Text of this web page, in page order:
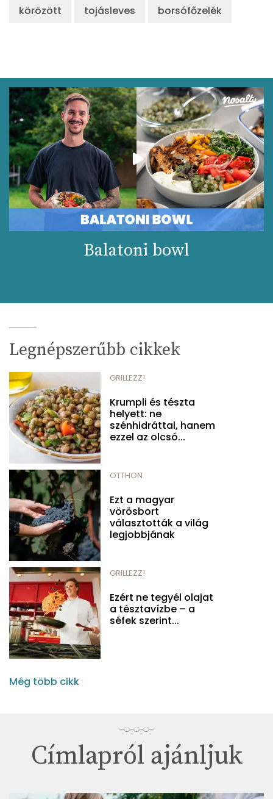
körözött tojásleves borsófőzelék
Balatoni bowl
Legnépszerűbb cikkek
GRILLEZZ!
Krumpli és tészta
helyett: ne
szénhidráttal, hanem
ezzel az olcsó...
OTTHON
Ezt a magyar
vörösbort
választották a világ
legjobbjának
GRILLEZZ!
Ezért ne tegyél olajat
a tésztavízbe – a
séfek szerint...
Még több cikk
Címlapról ajánljuk